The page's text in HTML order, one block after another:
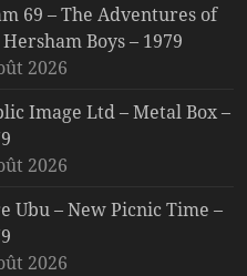
69 – The Adventures of
Boys – 1979
2026
Image Ltd – Metal Box –
2026
Ubu – New Picnic Time –
2026